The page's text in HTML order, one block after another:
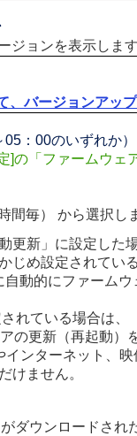
ジョンを表示しま
、バージョンアップ
05：00のいずれか）
]の「ファームウェ
時間毎） から選択し
更新」に設定した
じめ設定されてい
動的にファーム
れている場合は、
の更新（再起動）
ンターネット、
けません。
ダウンロードされ